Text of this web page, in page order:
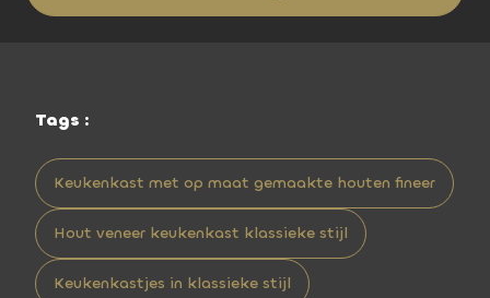
Tags :
Keukenkast met op maat gemaakte houten fineer
Hout veneer keukenkast klassieke stijl
Keukenkastjes in klassieke stijl